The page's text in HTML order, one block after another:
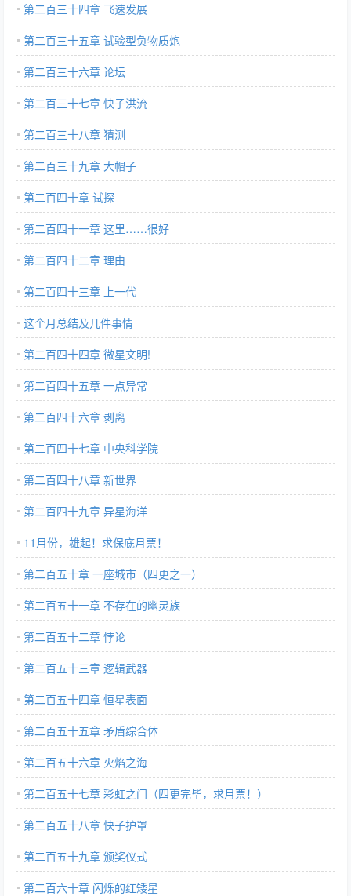
第二百三十四章 飞速发展
第二百三十五章 试验型负物质炮
第二百三十六章 论坛
第二百三十七章 快子洪流
第二百三十八章 猜测
第二百三十九章 大帽子
第二百四十章 试探
第二百四十一章 这里……很好
第二百四十二章 理由
第二百四十三章 上一代
这个月总结及几件事情
第二百四十四章 微星文明!
第二百四十五章 一点异常
第二百四十六章 剥离
第二百四十七章 中央科学院
第二百四十八章 新世界
第二百四十九章 异星海洋
11月份，雄起！求保底月票！
第二百五十章 一座城市（四更之一）
第二百五十一章 不存在的幽灵族
第二百五十二章 悖论
第二百五十三章 逻辑武器
第二百五十四章 恒星表面
第二百五十五章 矛盾综合体
第二百五十六章 火焰之海
第二百五十七章 彩虹之门（四更完毕，求月票！）
第二百五十八章 快子护罩
第二百五十九章 颁奖仪式
第二百六十章 闪烁的红矮星